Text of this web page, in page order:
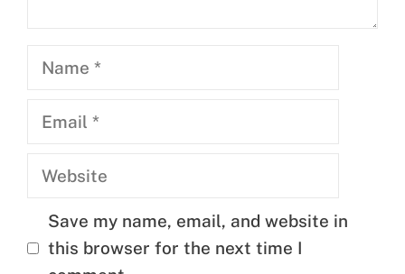
Name
Email
Website
Save my name, email, and website in
this browser for the next time I